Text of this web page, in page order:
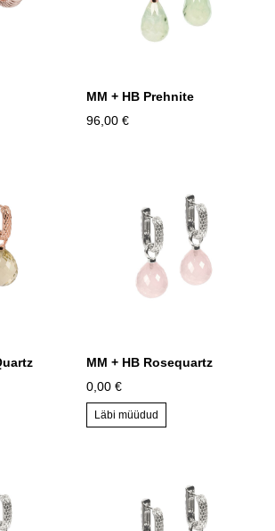
MM + HB Prehnite
96,00 €
MM + HB Rosequartz
0,00 €
Läbi müüdud